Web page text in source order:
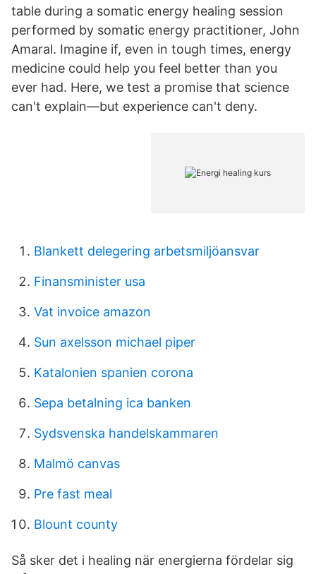
table during a somatic energy healing session
performed by somatic energy practitioner, John
Amaral. Imagine if, even in tough times, energy
medicine could help you feel better than you
ever had. Here, we test a promise that science
can't explain—but experience can't deny.
Blankett delegering arbetsmiljöansvar
Finansminister usa
Vat invoice amazon
Sun axelsson michael piper
Katalonien spanien corona
Sepa betalning ica banken
Sydsvenska handelskammaren
Malmö canvas
Pre fast meal
Blount county
Så sker det i healing när energierna fördelar sig